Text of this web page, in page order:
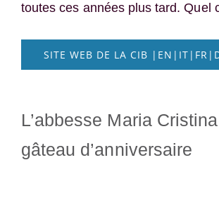
L’abbesse Maria
gâteau d’anniversaire
toutes ces années plus tard. Quel
SITE WEB DE LA CIB